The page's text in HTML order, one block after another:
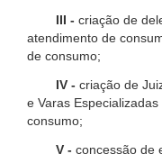
III - criação de
atendimento de
de consumo;
IV - criação de
e Varas
consumo;
V - concessão de